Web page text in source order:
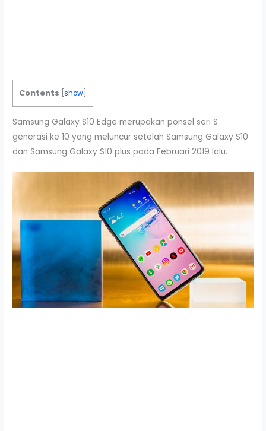
Contents [show
Samsung Galaxy S10 Edge merupakan ponsel seri S
generasi ke 10 yang meluncur setelah Samsung Galaxy S10
dan Samsung Galaxy S10 plus pada Februari 2019 lalu.